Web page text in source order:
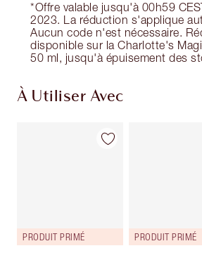
*Offre valable jusqu'à 00h59
2023. La réduction s'applique
Aucun code n'est nécessaire.
disponible sur la Charlotte's
50 ml, jusqu'à épuisement des
À Utiliser Avec
PRODUIT PRIMÉ PRODUIT PRIMÉ